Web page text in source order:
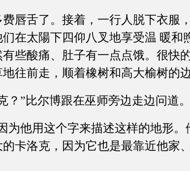
舌了。接着，一行人脱下衣服
在太陽下四仰八叉地享受温 暖和
些酸痛、肚子有一点点饿。很快
往前走，顺着橡树和高大榆树的边
”比尔博跟在巫师旁边走边问道。
他用这个字来描述这样的地形。
卡洛克，因为它也是最靠近他家